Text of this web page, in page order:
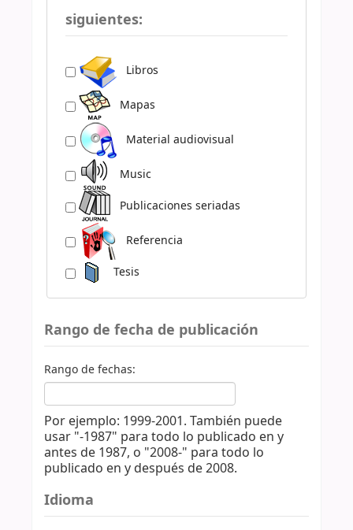
siguientes:
Libros
Mapas
Material audiovisual
Music
Publicaciones seriadas
Referencia
Tesis
Rango de fecha de publicación
Rango de fechas:
Por ejemplo: 1999-2001. También puede
usar "-1987" para todo lo publicado en y
antes de 1987, o "2008-" para todo lo
publicado en y después de 2008.
Idioma